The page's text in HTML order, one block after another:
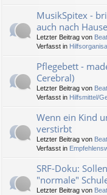
MusikSpitex -
auch nach
Letzter Beitrag von
Verfasst in
Pflegebett -
Cerebral)
Letzter Beitrag von
Verfasst in Hilfsmittel/
Wenn ein Kind
verstirbt
Letzter Beitrag von
Verfasst in
SRF-Doku:
"normale"
Letzter Beitrag von